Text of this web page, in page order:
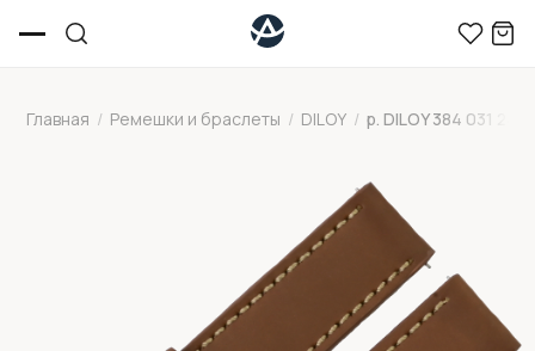
Главная / Ремешки и браслеты / DILOY / р. DILOY 384 031 24